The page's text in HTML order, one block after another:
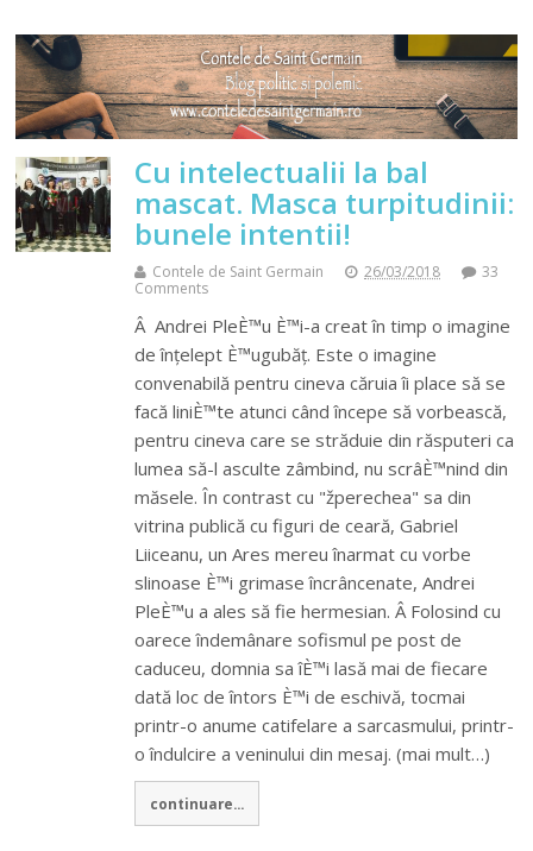
Cu intelectualii la bal
mascat. Masca turpitudinii:
bunele intentii!
Contele de Saint Germain 26/03/2018
33
Comments
Â Andrei PleÈ™u È™i-a creat în timp o imagine
de înțelept È™ugubăț. Este o imagine
convenabilă pentru cineva căruia îi place să se
facă liniÈ™te atunci când începe să vorbească,
pentru cineva care se străduie din răsputeri ca
lumea să-l asculte zâmbind, nu scrâÈ™nind din
măsele. În contrast cu "žperechea" sa din
vitrina publică cu figuri de ceară, Gabriel
Liiceanu, un Ares mereu înarmat cu vorbe
slinoase È™i grimase încrâncenate, Andrei
PleÈ™u a ales să fie hermesian. Â Folosind cu
oarece îndemânare sofismul pe post de
caduceu, domnia sa îÈ™i lasă mai de fiecare
dată loc de întors È™i de eschivă, tocmai
printr-o anume catifelare a sarcasmului, printr-
o îndulcire a veninului din mesaj. (mai mult…)
continuare...